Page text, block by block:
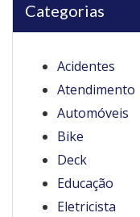
Categorias
Acidentes
Atendimento
Automóveis
Bike
Deck
Educação
Eletricista